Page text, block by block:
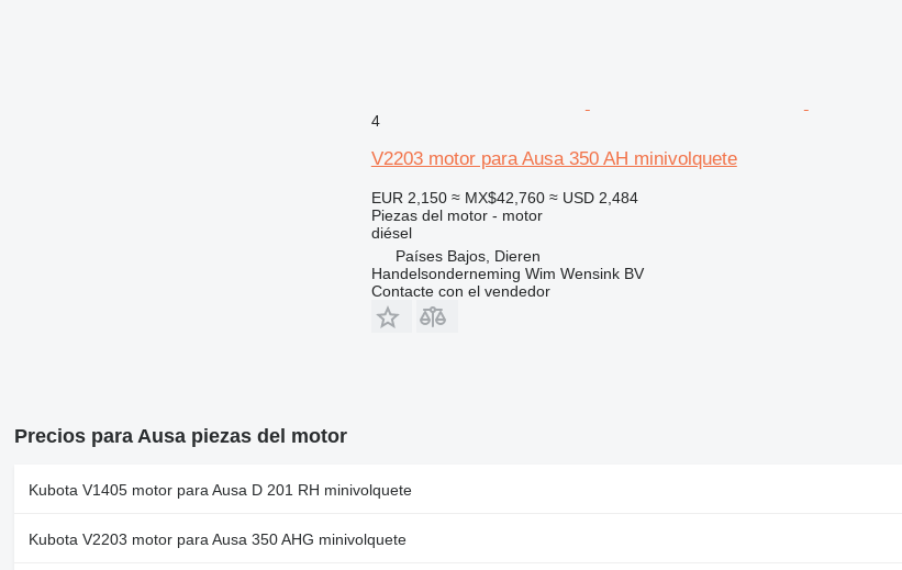
4
V2203 motor para Ausa 350 AH minivolquete
EUR 2,150 ≈ MX$42,760 ≈ USD 2,484
Piezas del motor - motor
diésel
Países Bajos, Dieren
Handelsonderneming Wim Wensink BV
Contacte con el vendedor
Precios para Ausa piezas del motor
Kubota V1405 motor para Ausa D 201 RH minivolquete
Kubota V2203 motor para Ausa 350 AHG minivolquete